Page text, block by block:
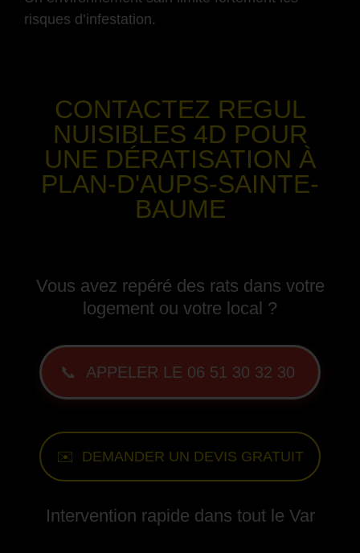
risques d’infestation.
CONTACTEZ REGUL
NUISIBLES 4D POUR
UNE DÉRATISATION À
PLAN-D'AUPS-SAINTE-
BAUME
Vous avez repéré des rats dans votre
logement ou votre local ?
📞 APPELER LE 06 51 30 32 30
✉️ DEMANDER UN DEVIS GRATUIT
Intervention rapide dans tout le Var